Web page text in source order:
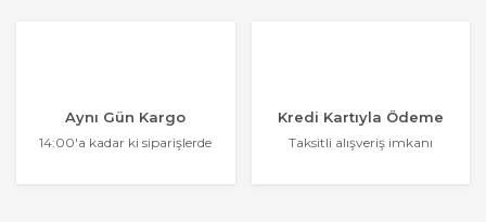
Aynı Gün Kargo
14:00'a kadar ki siparişlerde
Kredi Kartıyla Ödeme
Taksitli alışveriş imkanı